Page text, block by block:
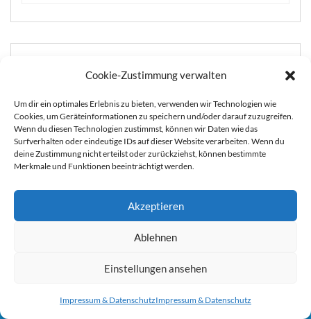
Cookie-Zustimmung verwalten
Um dir ein optimales Erlebnis zu bieten, verwenden wir Technologien wie
Cookies, um Geräteinformationen zu speichern und/oder darauf zuzugreifen.
Wenn du diesen Technologien zustimmst, können wir Daten wie das
Surfverhalten oder eindeutige IDs auf dieser Website verarbeiten. Wenn du
deine Zustimmung nicht erteilst oder zurückziehst, können bestimmte
Merkmale und Funktionen beeinträchtigt werden.
Akzeptieren
Ablehnen
Einstellungen ansehen
Impressum & DatenschutzImpressum & Datenschutz
EINTRAGS-FEED
KOMMENTAR-FEED
Sie können die Erfassung Ihrer Daten durch Google Analytics
verhindern, indem Sie auf folgenden Link klicken. Es wird ein
Opt-Out-Cookie gesetzt, der die Erfassung Ihrer Daten bei
Analytics deaktivieren:Hier klicken um dich auszutragen.